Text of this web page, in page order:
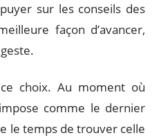
sur les conseils des
façon d’avancer,
choix. Au moment où
comme le dernier
le temps de trouver celle